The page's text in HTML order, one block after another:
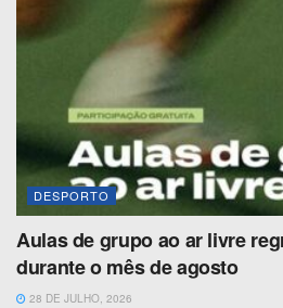
DESPORTO
Aulas de grupo ao ar livre
durante o mês de agosto
28 DE JULHO, 2026